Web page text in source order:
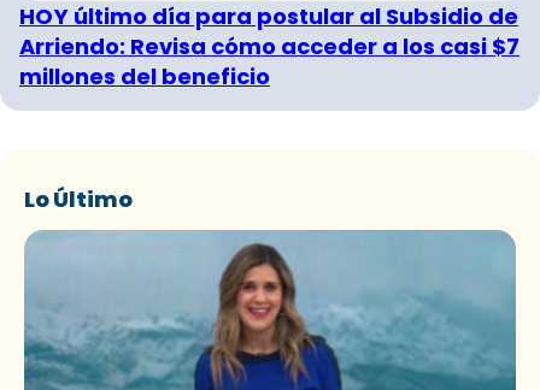
HOY último día para postular al Subsidio de
Arriendo: Revisa cómo acceder a los casi $7
millones del beneficio
Lo Último